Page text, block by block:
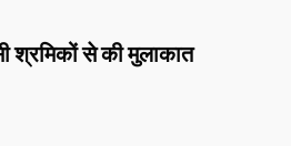
से की मुलाकात